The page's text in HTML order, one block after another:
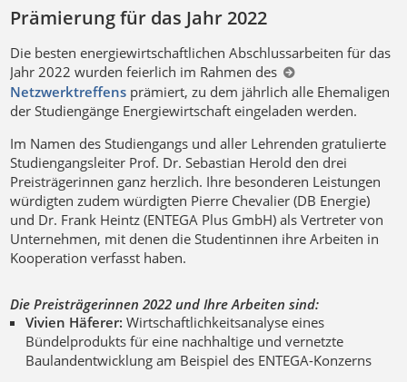
Prämierung für das Jahr 2022
Die besten energiewirtschaftlichen Abschlussarbeiten für das
Jahr 2022 wurden feierlich im Rahmen des
Netzwerktreffens prämiert, zu dem jährlich alle Ehemaligen
der Studiengänge Energiewirtschaft eingeladen werden.
Im Namen des Studiengangs und aller Lehrenden gratulierte
Studiengangsleiter Prof. Dr. Sebastian Herold den drei
Preisträgerinnen ganz herzlich. Ihre besonderen Leistungen
würdigten zudem würdigten Pierre Chevalier (DB Energie)
und Dr. Frank Heintz (ENTEGA Plus GmbH) als Vertreter von
Unternehmen, mit denen die Studentinnen ihre Arbeiten in
Kooperation verfasst haben.
Die Preisträgerinnen 2022 und Ihre Arbeiten sind:
Vivien Häferer: Wirtschaftlichkeitsanalyse eines
Bündelprodukts für eine nachhaltige und vernetzte
Baulandentwicklung am Beispiel des ENTEGA-Konzerns